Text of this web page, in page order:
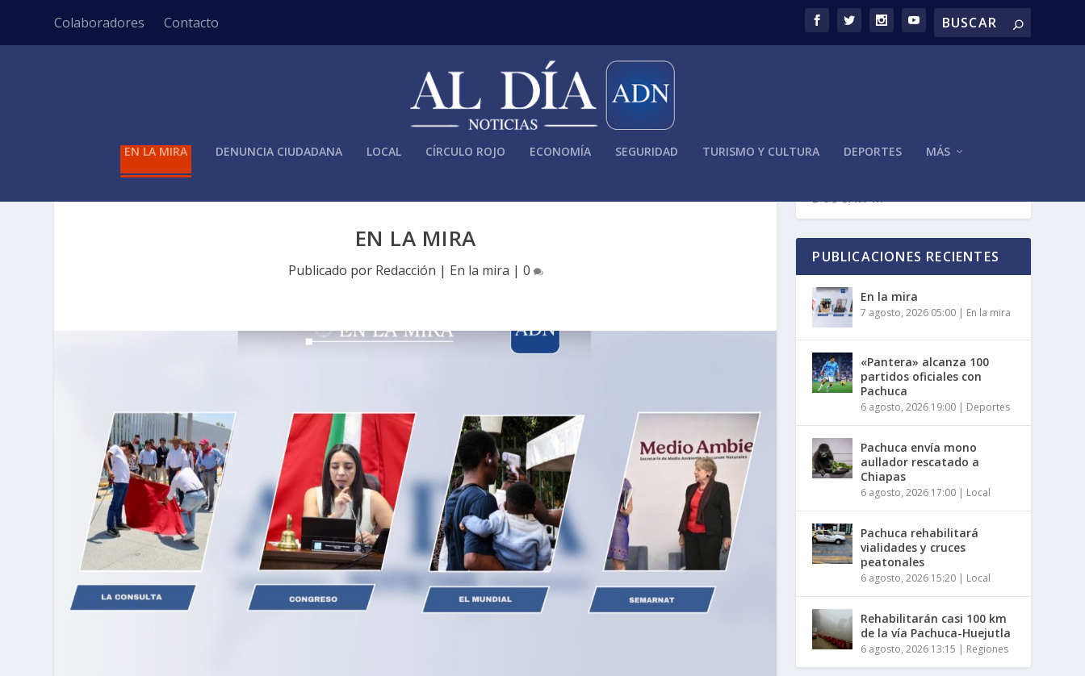
Colaboradores Contacto
EN LA MIRA DENUNCIA CIUDADANA LOCAL CÍRCULO ROJO ECONOMÍA SEGURIDAD TURISMO Y CULTURA DEPORTES MÁS
EN LA MIRA
Publicado por Redacción | En la mira | 0
PUBLICACIONES RECIENTES
En la mira
7 agosto, 2026 05:00 | En la mira
«Pantera» alcanza 100
partidos oficiales con
Pachuca
6 agosto, 2026 19:00 | Deportes
Pachuca envía mono
aullador rescatado a
Chiapas
6 agosto, 2026 17:00 | Local
Pachuca rehabilitará
vialidades y cruces
peatonales
6 agosto, 2026 15:20 | Local
Rehabilitarán casi 100 km
de la vía Pachuca-Huejutla
6 agosto, 2026 13:15 | Regiones